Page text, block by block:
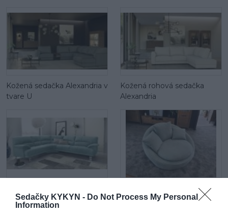
Sedačky KYKYN - Do Not Process My Personal
Information
Kožená sedačka Alexandria v
tvare U
Kožená rohová sedačka
Alexandria
Cecilia